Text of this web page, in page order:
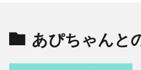
あぴちゃんと